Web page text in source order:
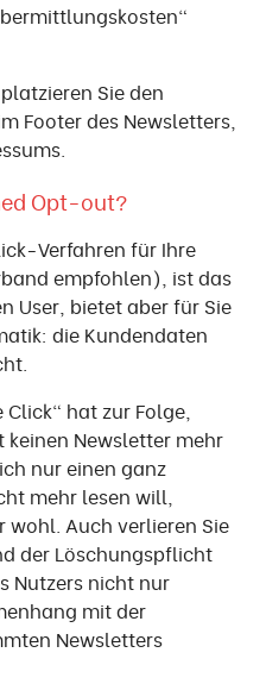
Sie den
Footer des Newsletters,
Opt-out?
Verfahren für Ihre
empfohlen), ist das
User, bietet aber für Sie
die Kundendaten
hat zur Folge,
Newsletter mehr
nur einen ganz
mehr lesen will,
wohl. Auch verlieren Sie
der Löschungspflicht
Nutzers nicht nur
mit der
Newsletters